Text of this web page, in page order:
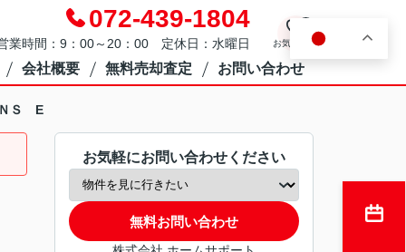
072-439-1804
業時間：9：00～20：00 定休日：水曜日 お気に入り
会社概要 無料売却査定 お問い合わせ
Ｓ E
お気軽にお問い合わせください
無料お問い合わせ